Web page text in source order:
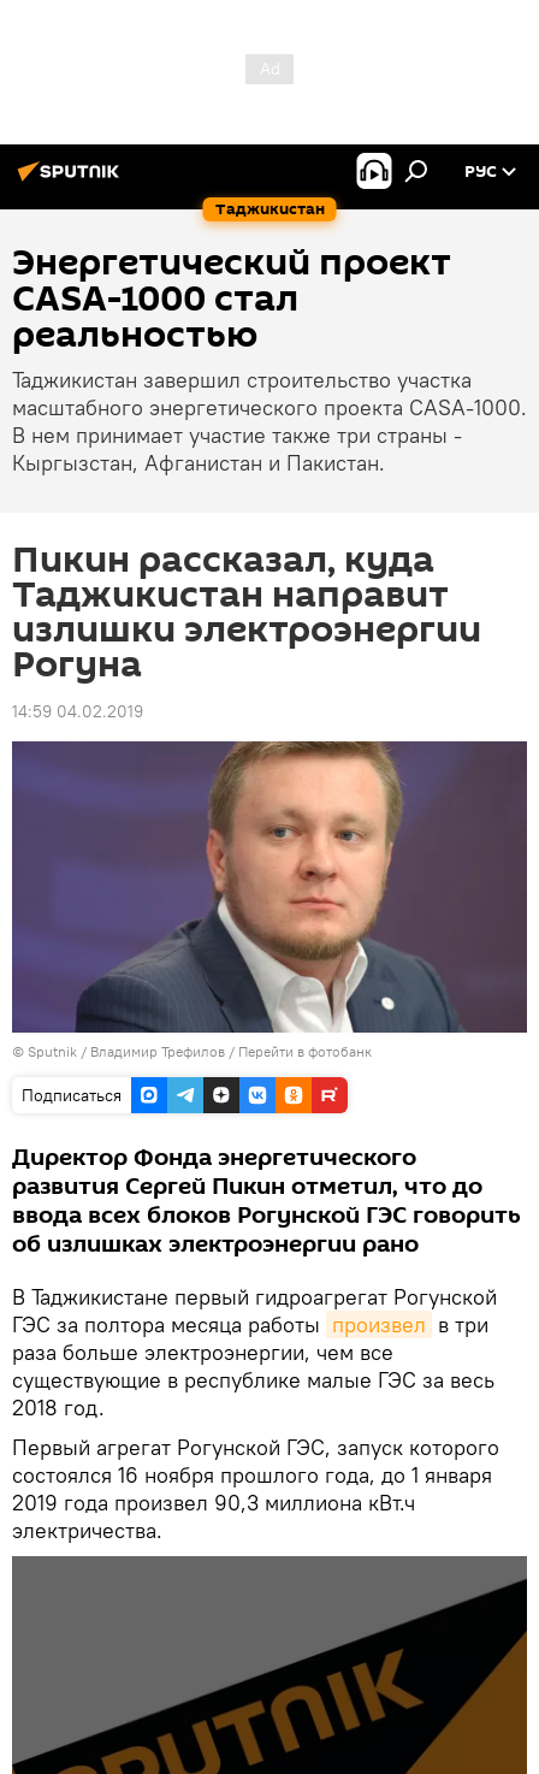
Таджикистан
РУС
Энергетический проект
CASA-1000 стал
реальностью
Таджикистан завершил строительство участка
масштабного энергетического проекта CASA-1000.
В нем принимает участие также три страны -
Кыргызстан, Афганистан и Пакистан.
Пикин рассказал, куда
Таджикистан направит
излишки электроэнергии
Рогуна
14:59 04.02.2019
© Sputnik / Владимир Трефилов / Перейти в фотобанк
Подписаться
Директор Фонда энергетического
развития Сергей Пикин отметил, что до
ввода всех блоков Рогунской ГЭС говорить
об излишках электроэнергии рано
В Таджикистане первый гидроагрегат Рогунской
ГЭС за полтора месяца работы произвел в три
раза больше электроэнергии, чем все
существующие в республике малые ГЭС за весь
2018 год.
Первый агрегат Рогунской ГЭС, запуск которого
состоялся 16 ноября прошлого года, до 1 января
2019 года произвел 90,3 миллиона кВт.ч
электричества.